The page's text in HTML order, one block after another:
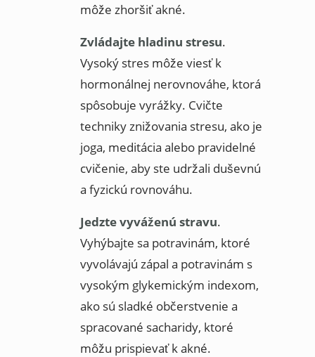
môže zhoršiť akné.
Zvládajte hladinu stresu.
Vysoký stres môže viesť k
hormonálnej nerovnováhe, ktorá
spôsobuje vyrážky. Cvičte
techniky znižovania stresu, ako je
joga, meditácia alebo pravidelné
cvičenie, aby ste udržali duševnú
a fyzickú rovnováhu.
Jedzte vyváženú stravu.
Vyhýbajte sa potravinám, ktoré
vyvolávajú zápal a potravinám s
vysokým glykemickým indexom,
ako sú sladké občerstvenie a
spracované sacharidy, ktoré
môžu prispievať k akné.